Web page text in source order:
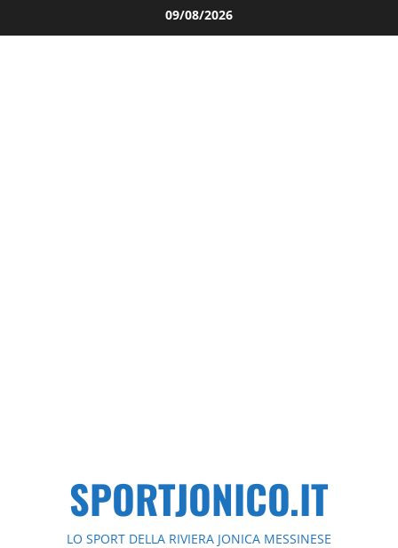
al
09/08/2026
SPORTJONICO.IT
LO SPORT DELLA RIVIERA JONICA MESSINESE